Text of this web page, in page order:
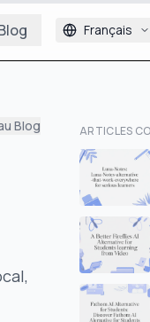
Français
Blog
ARTICLES